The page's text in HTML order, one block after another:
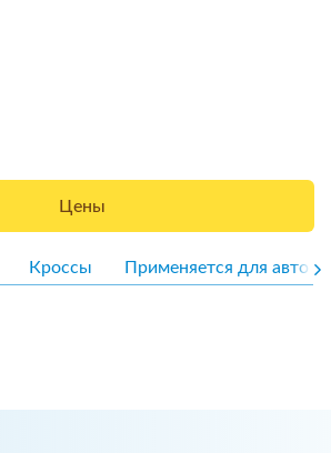
Цены
Кроссы Применяется для авто